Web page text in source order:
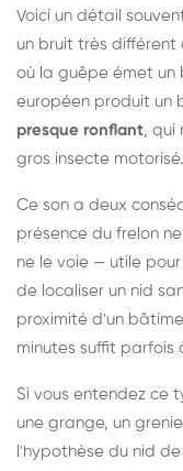
Voici un détail
un bruit très différent
où la guêpe émet un
européen produit un
presque ronflant, qui
gros insecte motorisé.
Ce son a deux
présence du frelon
ne le voie — utile
de localiser un nid
proximité d'un
minutes suffit parfois
Si vous entendez ce
une grange, un
l'hypothèse du nid